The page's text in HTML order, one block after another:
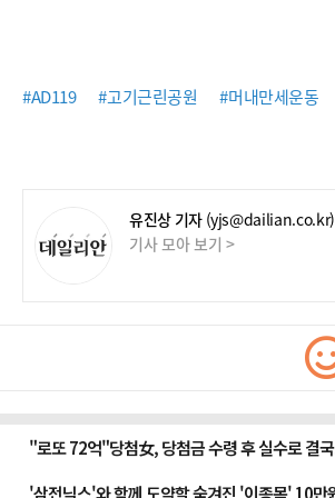
#AD119 #고기근린공원 #머내만세운동
유진상 기자 (yjs@dailian.co.kr)
기사 모아 보기 >